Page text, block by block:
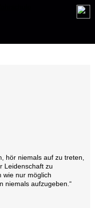
hör niemals auf zu treten,
Leidenschaft zu
wie nur möglich
niemals aufzugeben.“